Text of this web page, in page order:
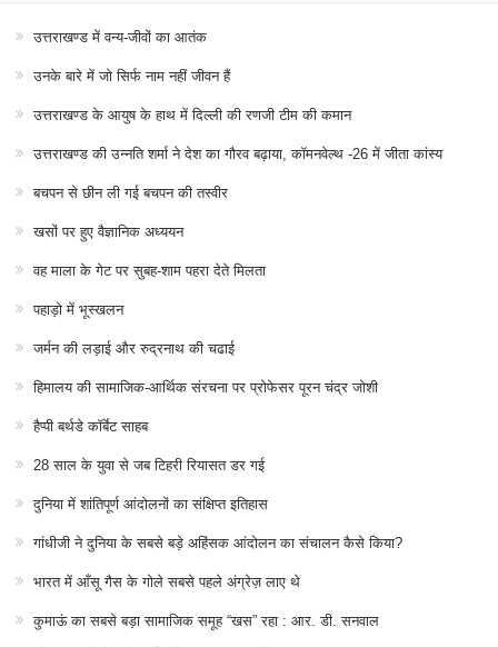
उत्तराखण्ड में वन्य-जीवों का आतंक
उनके बारे में जो सिर्फ नाम नहीं जीवन हैं
उत्तराखण्ड के आयुष के हाथ में दिल्ली की रणजी टीम की कमान
उत्तराखण्ड की उन्नति शर्मा ने देश का गौरव बढ़ाया, कॉमनवेल्थ -26 में जीता कांस्य
बचपन से छीन ली गई बचपन की तस्वीर
खसों पर हुए वैज्ञानिक अध्ययन
वह माला के गेट पर सुबह-शाम पहरा देते मिलता
पहाड़ो में भूस्खलन
जर्मन की लड़ाई और रुद्रनाथ की चढाई
हिमालय की सामाजिक-आर्थिक संरचना पर प्रोफेसर पूरन चंद्र जोशी
हैप्पी बर्थडे कॉर्बेट साहब
28 साल के युवा से जब टिहरी रियासत डर गई
दुनिया में शांतिपूर्ण आंदोलनों का संक्षिप्त इतिहास
गांधीजी ने दुनिया के सबसे बड़े अहिंसक आंदोलन का संचालन कैसे किया?
भारत में आँसू गैस के गोले सबसे पहले अंग्रेज़ लाए थे
कुमाऊं का सबसे बड़ा सामाजिक समूह “खस” रहा : आर. डी. सनवाल